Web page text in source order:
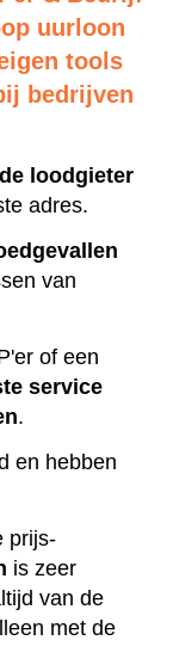
uurloon
tools
bedrijven
loodgieter
adres.
van
of een
service
.
en hebben
prijs-
is zeer
van de
met de